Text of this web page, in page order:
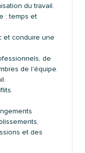
du travail.
: temps et
et conduire une
de
de l'équipe.
et des